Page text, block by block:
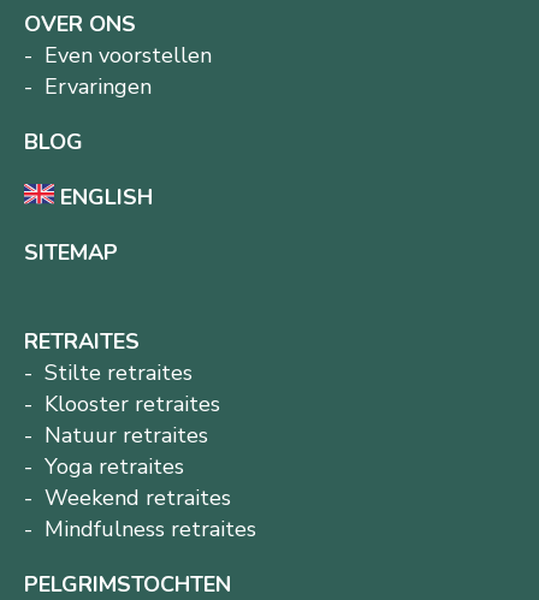
OVER ONS
Even voorstellen
Ervaringen
BLOG
ENGLISH
SITEMAP
RETRAITES
Stilte retraites
Klooster retraites
Natuur retraites
Yoga retraites
Weekend retraites
Mindfulness retraites
PELGRIMSTOCHTEN